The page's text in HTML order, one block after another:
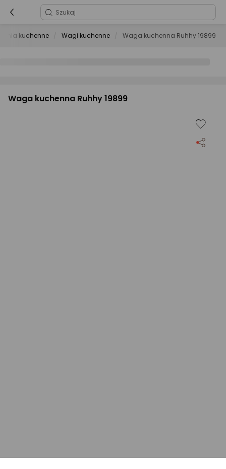
kuchenne Wagi kuchenne Waga kuchenna Ruhhy 19899
Waga kuchenna Ruhhy 19899